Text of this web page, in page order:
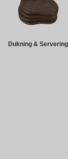
Dukning & Servering